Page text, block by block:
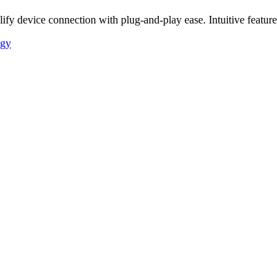
device connection with plug-and-play ease. Intuitive